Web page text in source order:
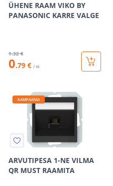
ÜHENE RAAM VIKO BY
PANASONIC KARRE VALGE
1.32 €
0.79 € / tk
KAMPAANIA
ARVUTIPESA 1-NE VILMA
QR MUST RAAMITA